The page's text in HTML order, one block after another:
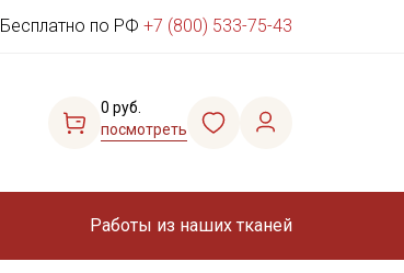
Бесплатно по РФ +7 (800) 533-75-43
0 руб.
посмотреть
Работы из наших тканей